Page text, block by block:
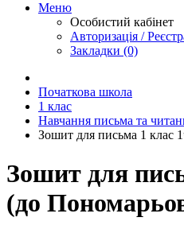
Меню
Особистий кабінет
Авторизація /
Закладки (0)
Початкова школа
1 клас
Навчання письма та
Зошит для письма 1 клас
Зошит для
(до